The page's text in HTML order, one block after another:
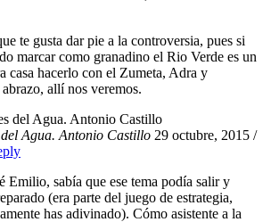
te gusta dar pie a la controversia, pues si
marcar como granadino el Rio Verde es un
casa hacerlo con el Zumeta, Adra y
allí nos veremos.
Agua. Antonio Castillo 29 octubre, 2015 /
Emilio, sabía que ese tema podía salir y
(era parte del juego de estrategia,
has adivinado). Cómo asistente a la